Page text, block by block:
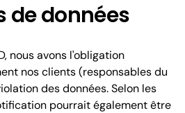
de données
nous avons l'obligation
nos clients (responsables du
des données. Selon les
pourrait également être